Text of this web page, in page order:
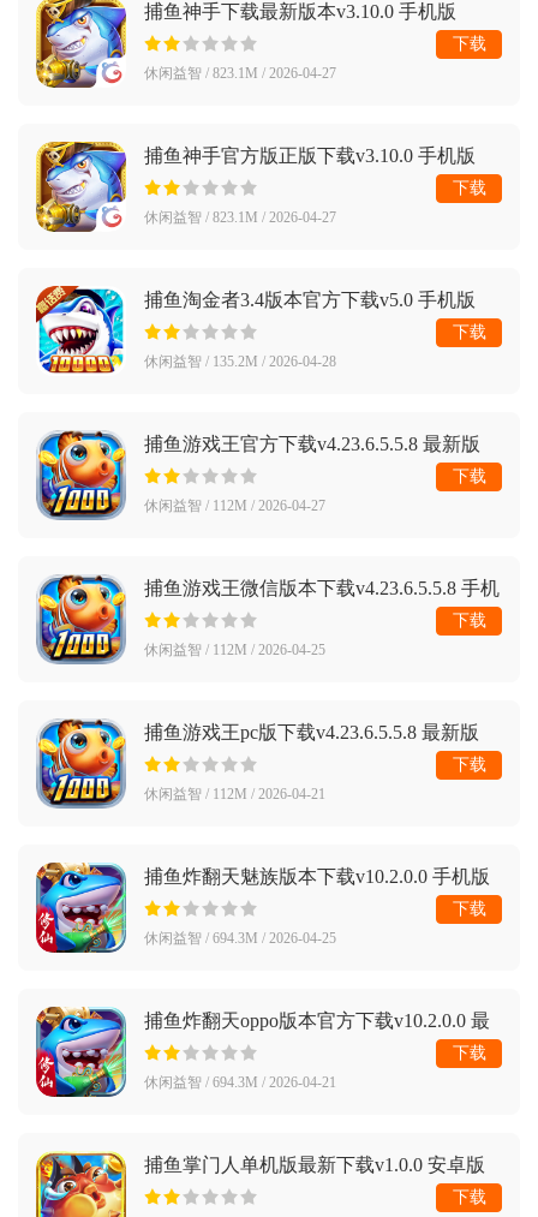
捕鱼神手下载最新版本v3.10.0 手机版
休闲益智 / 823.1M / 2026-04-27
下载
捕鱼神手官方版正版下载v3.10.0 手机版
休闲益智 / 823.1M / 2026-04-27
下载
捕鱼淘金者3.4版本官方下载v5.0 手机版
休闲益智 / 135.2M / 2026-04-28
下载
捕鱼游戏王官方下载v4.23.6.5.5.8 最新版
休闲益智 / 112M / 2026-04-27
下载
捕鱼游戏王微信版本下载v4.23.6.5.5.8 手机
版
休闲益智 / 112M / 2026-04-25
下载
捕鱼游戏王pc版下载v4.23.6.5.5.8 最新版
休闲益智 / 112M / 2026-04-21
下载
捕鱼炸翻天魅族版本下载v10.2.0.0 手机版
休闲益智 / 694.3M / 2026-04-25
下载
捕鱼炸翻天oppo版本官方下载v10.2.0.0 最
新版
休闲益智 / 694.3M / 2026-04-21
下载
捕鱼掌门人单机版最新下载v1.0.0 安卓版
下载